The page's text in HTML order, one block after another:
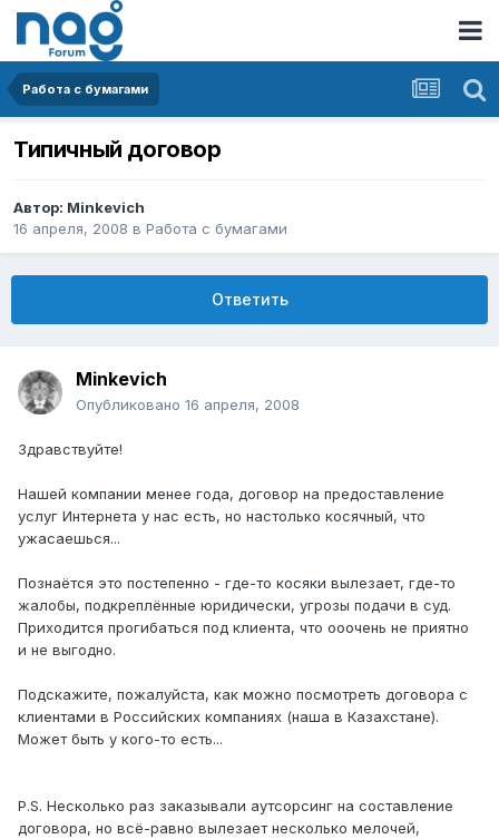
Работа с бумагами
Типичный договор
Автор: Minkevich
16 апреля, 2008 в Работа с бумагами
Ответить
Minkevich
Опубликовано 16 апреля, 2008
Здравствуйте!
Нашей компании менее года, договор на предоставление
услуг Интернета у нас есть, но настолько косячный, что
ужасаешься...
Познаётся это постепенно - где-то косяки вылезает, где-то
жалобы, подкреплённые юридически, угрозы подачи в суд.
Приходится прогибаться под клиента, что ооочень не приятно
и не выгодно.
Подскажите, пожалуйста, как можно посмотреть договора с
клиентами в Российских компаниях (наша в Казахстане).
Может быть у кого-то есть...
P.S. Несколько раз заказывали аутсорсинг на составление
договора, но всё-равно вылезает несколько мелочей,